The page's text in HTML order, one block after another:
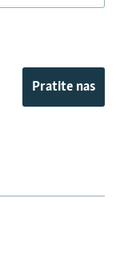
Pratite nas